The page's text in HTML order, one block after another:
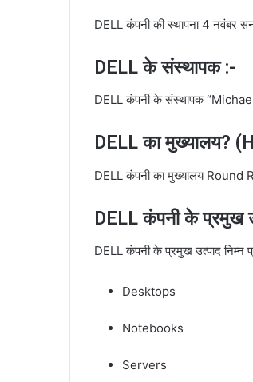
DELL कंपनी की स्थापना 4 नवंबर
DELL के संस्थापक :-
DELL कंपनी के संस्थापक “Michael
DELL का मुख्यालय?
DELL कंपनी का मुख्यालय Round
DELL कंपनी के प्रमुख
DELL कंपनी के प्रमुख उत्पाद निम्न
Desktops
Notebooks
Servers